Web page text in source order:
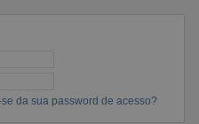
se da sua password de acesso?